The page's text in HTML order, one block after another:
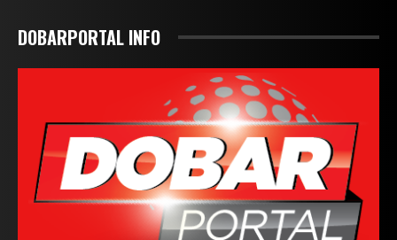
DOBARPORTAL INFO